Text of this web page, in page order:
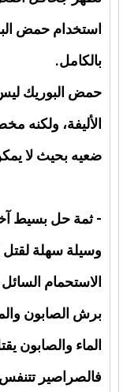
استخدام حمض
بالكامل.
حمض البوريك ليس
الأليفة، ولكنه
ضعيه بحيث لا
- ثمة حل بسيط
وسيلة سهلة
الاستحمام
برش الصابون
الماء والصابون
فالصراصير